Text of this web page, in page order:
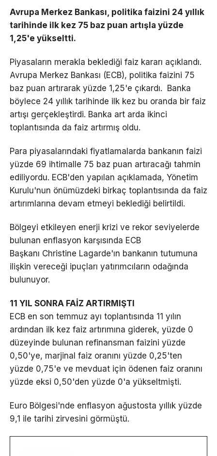
Avrupa Merkez Bankası, politika faizini 24 yıllık
tarihinde ilk kez 75 baz puan artışla yüzde
1,25'e yükseltti.
Piyasaların merakla beklediği faiz kararı açıklandı.
Avrupa Merkez Bankası (ECB), politika faizini 75
baz puan artırarak yüzde 1,25'e çıkardı. Banka
böylece 24 yıllık tarihinde ilk kez bu oranda bir faiz
artışı gerçekleştirdi. Banka art arda ikinci
toplantısında da faiz artırmış oldu.
Para piyasalarındaki fiyatlamalarda bankanın faizi
yüzde 69 ihtimalle 75 baz puan artıracağı tahmin
ediliyordu. ECB'den yapılan açıklamada, Yönetim
Kurulu'nun önümüzdeki birkaç toplantısında da faiz
artırımlarına devam etmeyi beklediği belirtildi.
Bölgeyi etkileyen enerji krizi ve rekor seviyelerde
bulunan enflasyon karşısında ECB
Başkanı Christine Lagarde'ın bankanın tutumuna
ilişkin vereceği ipuçları yatırımcıların odağında
bulunuyor.
11 YIL SONRA FAİZ ARTIRMIŞTI
ECB en son temmuz ayı toplantısında 11 yılın
ardından ilk kez faiz artırımına giderek, yüzde 0
düzeyinde bulunan refinansman faizini yüzde
0,50'ye, marjinal faiz oranını yüzde 0,25'ten
yüzde 0,75'e ve mevduat için ödenen faiz oranını
yüzde eksi 0,50'den yüzde 0'a yükseltmişti.
Euro Bölgesi'nde enflasyon ağustosta yıllık yüzde
9,1 ile tarihi zirvesini görmüştü.